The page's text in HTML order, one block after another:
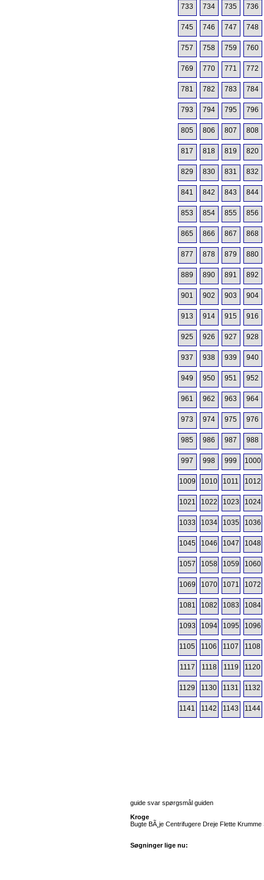
733 734 735 736
745 746 747 748
757 758 759 760
769 770 771 772
781 782 783 784
793 794 795 796
805 806 807 808
817 818 819 820
829 830 831 832
841 842 843 844
853 854 855 856
865 866 867 868
877 878 879 880
889 890 891 892
901 902 903 904
913 914 915 916
925 926 927 928
937 938 939 940
949 950 951 952
961 962 963 964
973 974 975 976
985 986 987 988
997 998 999 1000
1009 1010 1011 1012
1021 1022 1023 1024
1033 1034 1035 1036
1045 1046 1047 1048
1057 1058 1059 1060
1069 1070 1071 1072
1081 1082 1083 1084
1093 1094 1095 1096
1105 1106 1107 1108
1117 1118 1119 1120
1129 1130 1131 1132
1141 1142 1143 1144
guide svar spørgsmål guiden
Kroge
Bugte BÃ¸je Centrifugere Dreje Flette
Søgninger lige nu: